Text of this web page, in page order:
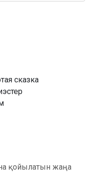
сказка
қойылатын жаңа